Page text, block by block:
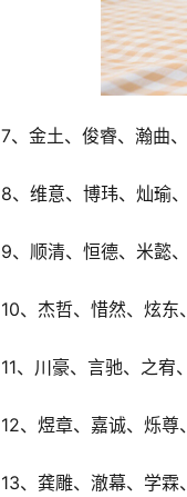
7、金土、俊睿、瀚曲
8、维意、博玮、灿瑜
9、顺清、恒德、米懿
10、杰哲、惜然、炫
11、川豪、言驰、之宥
12、煜章、嘉诚、烁尊
13、龚雕、澈幕、学